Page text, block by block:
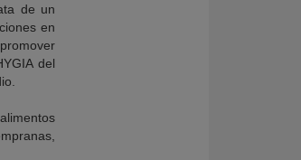
de un
en
del